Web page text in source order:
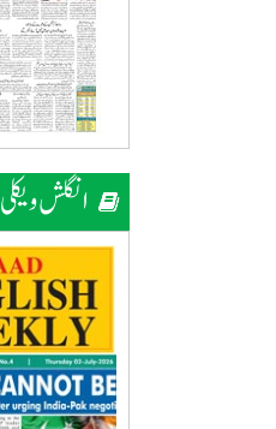
انگلش ویکلی